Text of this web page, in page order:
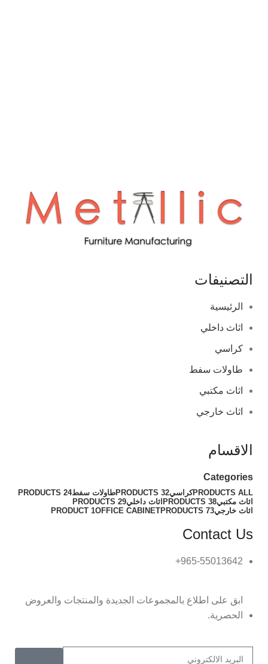
التصنيفات
الرئيسية
اثاث داخلي
كراسي
طاولات سفط
اثاث مكتبي
اثاث خارجي
الاقسام
Categories
ALL
PRODUCTSكراسي32 PRODUCTS طاولات سفط24 PRODUCTS
اثاث مكتبي38 PRODUCTS اثاث داخلي29 PRODUCTS
اثاث خارجي73 PRODUCTS
OFFICE CABINET
1 PRODUCT
Contact Us
965-55013642+
ابق على اطلاع بالمجموعات الجديدة والمنتجات والعروض
الحصرية.